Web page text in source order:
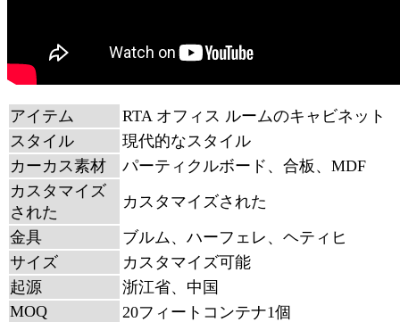
アイテム
RTA オフィス ルームのキャビネット
スタイル
現代的なスタイル
カーカス素材
パーティクルボード、合板、MDF
カスタマイズ
された
カスタマイズされた
金具
ブルム、ハーフェレ、ヘティヒ
サイズ
カスタマイズ可能
起源
浙江省、中国
MOQ
20フィートコンテナ1個